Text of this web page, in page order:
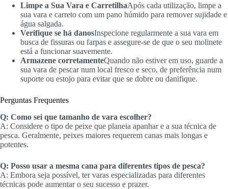
Limpe a Sua Vara e CarretilhaApós cada utilização, limpe a
sua vara e carreto com um pano húmido para remover sujidade e
água salgada.
Verifique se há danosInspecione regularmente a sua vara em
busca de fissuras ou farpas e assegure-se de que o seu molinete
está a funcionar suavemente.
Armazene corretamenteQuando não estiver em uso, guarde a
sua vara de pescar num local fresco e seco, de preferência num
suporte ou estojo para evitar que se dobre ou danifique.
Perguntas Frequentes
Q: Como sei que tamanho de vara escolher?
A: Considere o tipo de peixe que planeia apanhar e a sua técnica de
pesca. Geralmente, peixes maiores requerem canas mais longas e
potentes.
Q: Posso usar a mesma cana para diferentes tipos de pesca?
A: Embora seja possível, ter varas especializadas para diferentes
técnicas pode aumentar o seu sucesso e prazer.